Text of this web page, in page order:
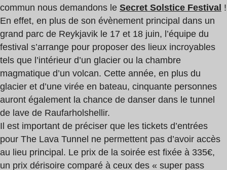
commun nous demandons le Secret Solstice Festival !
En effet, en plus de son évènement principal dans un
grand parc de Reykjavik le 17 et 18 juin, l’équipe du
festival s’arrange pour proposer des lieux incroyables
tels que l’intérieur d’un glacier ou la chambre
magmatique d’un volcan. Cette année, en plus du
glacier et d’une virée en bateau, cinquante personnes
auront également la chance de danser dans le tunnel
de lave de Raufarholshellir.
Il est important de préciser que les tickets d’entrées
pour The Lava Tunnel ne permettent pas d’avoir accès
au lieu principal. Le prix de la soirée est fixée à 335€,
un prix dérisoire comparé à ceux des « super pass